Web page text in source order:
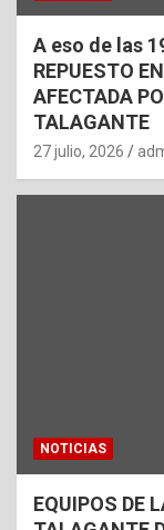
A eso de las
REPUESTO
AFECTADA
TALAGANTE
27 julio, 2026
NOTICIAS
EQUIPOS DE